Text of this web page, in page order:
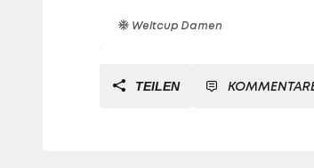
Weltcup Damen
TEILEN